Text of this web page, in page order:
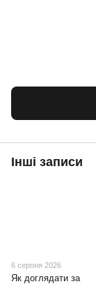
Інші записи
6 серпня 2026
Як доглядати за